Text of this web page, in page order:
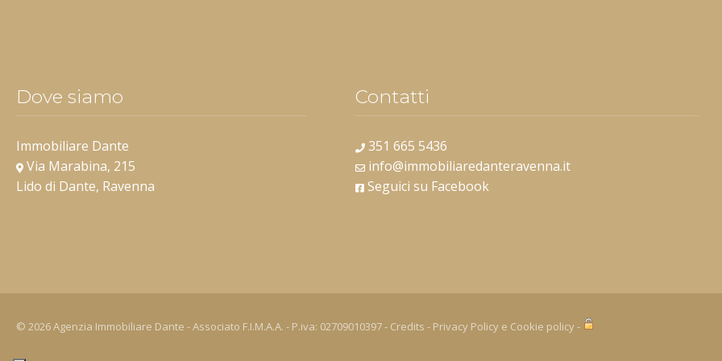
Dove siamo
Immobiliare Dante
Via Marabina, 215
Lido di Dante, Ravenna
Contatti
351 665 5436
info@immobiliaredanteravenna.it
Seguici su Facebook
© 2026 Agenzia Immobiliare Dante - Associato F.I.M.A.A. - P.iva: 02709010397 - Credits - Privacy Policy e Cookie policy-